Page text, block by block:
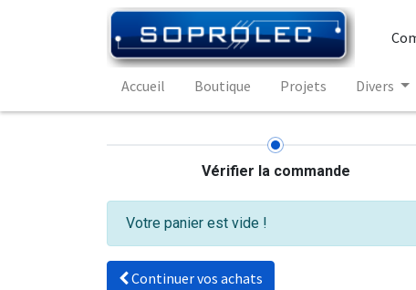
Accueil Boutique Projets Divers
Vérifier la commande
Votre panier est vide !
Continuer vos achats